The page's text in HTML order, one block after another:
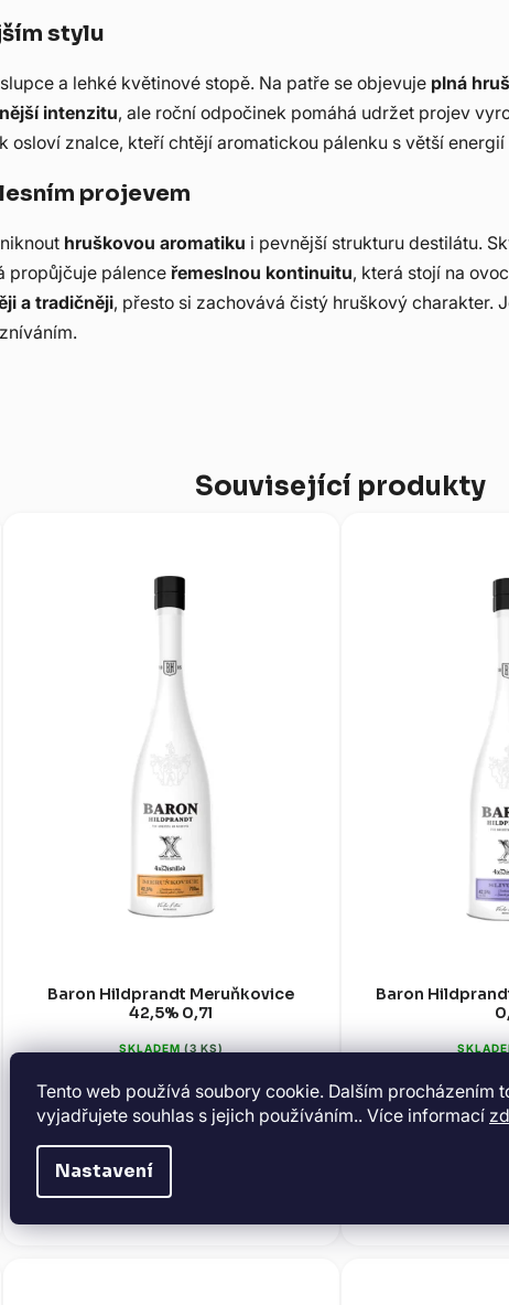
Tento web používá soubory cookie. Dalším procházením
vyjadřujete souhlas s jejich používáním.. Více informací
Nastavení
stylu
a lehké květinové stopě. Na patře se objevuje plná
intenzitu, ale roční odpočinek pomáhá udržet projev
osloví znalce, kteří chtějí aromatickou pálenku s větší
projevem
hruškovou aromatiku i pevnější strukturu destilátu.
propůjčuje pálence řemeslnou kontinuitu, která stojí na
a tradičněji, přesto si zachovává čistý hruškový charakter.
Související produkty
Baron Hildprandt Meruňkovice
42,5% 0,7l
SKLADEM (3 KS)
777 Kč
DO KOŠÍKU
Baron Hildprandt Meruňkovice je jihočeská
meruněk. Čtyřnásobná destilace...
Baron
DO
Baron Hildprandt